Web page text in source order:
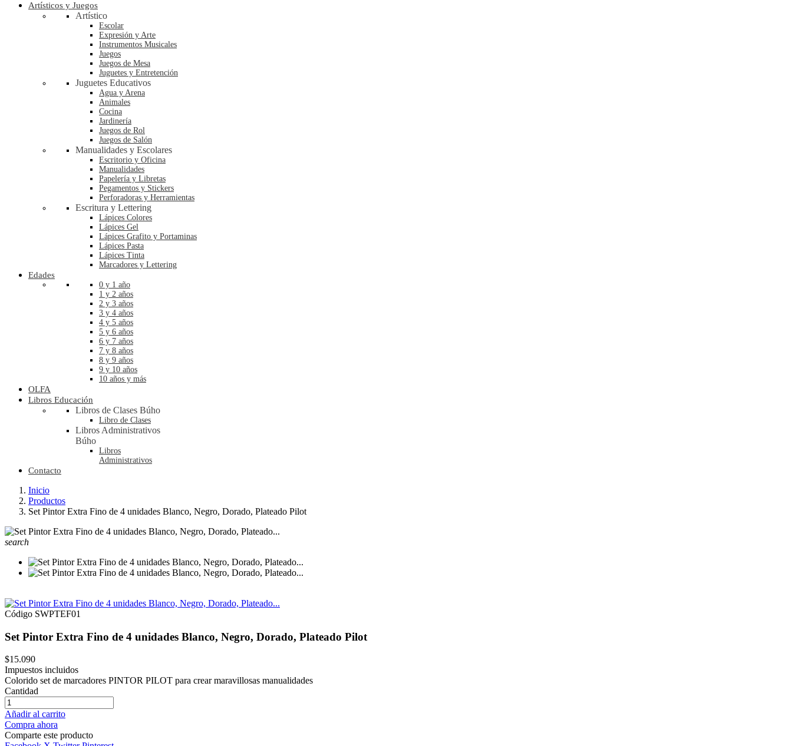
Artísticos y Juegos
Artístico
Escolar
Expresión y Arte
Instrumentos Musicales
Juegos
Juegos de Mesa
Juguetes y Entretención
Juguetes Educativos
Agua y Arena
Animales
Cocina
Jardinería
Juegos de Rol
Juegos de Salón
Manualidades y Escolares
Escritorio y Oficina
Manualidades
Papelería y Libretas
Pegamentos y Stickers
Perforadoras y Herramientas
Escritura y Lettering
Lápices Colores
Lápices Gel
Lápices Grafito y Portaminas
Lápices Pasta
Lápices Tinta
Marcadores y Lettering
Edades
0 y 1 año
1 y 2 años
2 y 3 años
3 y 4 años
4 y 5 años
5 y 6 años
6 y 7 años
7 y 8 años
8 y 9 años
9 y 10 años
10 años y más
OLFA
Libros Educación
Libros de Clases Búho
Libro de Clases
Libros Administrativos
Búho
Libros
Administrativos
Contacto
Inicio
Productos
Set Pintor Extra Fino de 4 unidades Blanco, Negro, Dorado, Plateado Pilot
search
Código SWPTEF01
Set Pintor Extra Fino de 4 unidades Blanco, Negro, Dorado, Plateado Pilot
$15.090
Impuestos incluidos
Colorido set de marcadores PINTOR PILOT para crear maravillosas manualidades
Cantidad
Añadir al carrito
Compra ahora
Comparte este producto